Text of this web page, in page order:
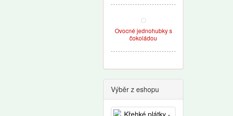
Ovocné jednohubky s
čokoládou
Výběr z eshopu